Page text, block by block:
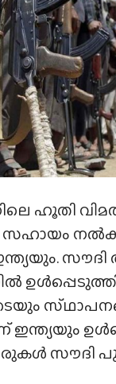
ഹൂതി
സഹായം
സൗദി